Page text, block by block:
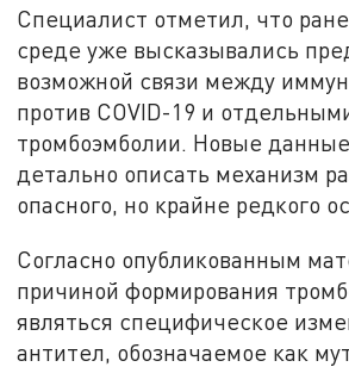
Специалист отметил, что
среде уже высказывались
возможной связи между
против COVID-19 и
тромбоэмболии. Новые
детально описать механизм
опасного, но крайне редкого
Согласно опубликованным
причиной формирования
являться специфическое
антител, обозначаемое как